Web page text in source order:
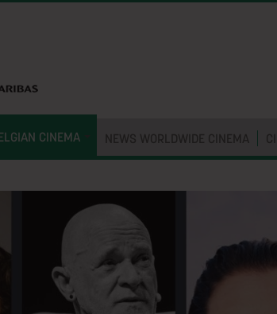
CINEMA NEWS WORLDWIDE CINEMA